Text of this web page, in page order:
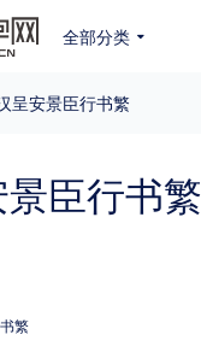
全部分类
收费下载 更多
呈安景臣行书繁
臣行书繁